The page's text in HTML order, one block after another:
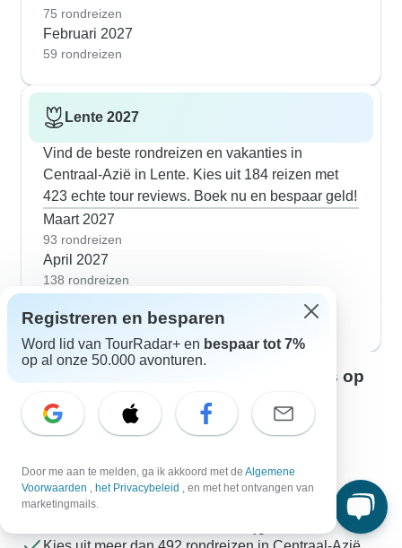
75 rondreizen
Februari 2027
59 rondreizen
Lente 2027
Vind de beste rondreizen en vakanties in
Centraal-Azië in Lente. Kies uit 184 reizen met
423 echte tour reviews. Boek nu en bespaar geld!
Maart 2027
93 rondreizen
April 2027
138 rondreizen
167 rondreizen
Neem contact op met onze reisexperts op
Rebecca
Rebecca is één van onze ervaren Centraal-Azië-
reisexperts. Neem contact met ons op om al je vragen
Registreren en besparen
Word lid van TourRadar+ en bespaar tot 7%
op al onze 50.000 avonturen.
Door me aan te melden, ga ik akkoord met de Algemene
Voorwaarden , het Privacybeleid , en met het ontvangen van
marketingmails.